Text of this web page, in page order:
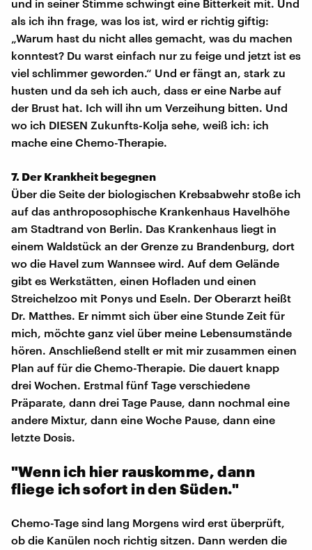
und in seiner Stimme schwingt eine Bitterkeit mit. Und
als ich ihn frage, was los ist, wird er richtig giftig:
„Warum hast du nicht alles gemacht, was du machen
konntest? Du warst einfach nur zu feige und jetzt ist es
viel schlimmer geworden.“ Und er fängt an, stark zu
husten und da seh ich auch, dass er eine Narbe auf
der Brust hat. Ich will ihn um Verzeihung bitten. Und
wo ich DIESEN Zukunfts-Kolja sehe, weiß ich: ich
mache eine Chemo-Therapie.
7. Der Krankheit begegnen
Über die Seite der biologischen Krebsabwehr stoße ich
auf das anthroposophische Krankenhaus Havelhöhe
am Stadtrand von Berlin. Das Krankenhaus liegt in
einem Waldstück an der Grenze zu Brandenburg, dort
wo die Havel zum Wannsee wird. Auf dem Gelände
gibt es Werkstätten, einen Hofladen und einen
Streichelzoo mit Ponys und Eseln. Der Oberarzt heißt
Dr. Matthes. Er nimmt sich über eine Stunde Zeit für
mich, möchte ganz viel über meine Lebensumstände
hören. Anschließend stellt er mit mir zusammen einen
Plan auf für die Chemo-Therapie. Die dauert knapp
drei Wochen. Erstmal fünf Tage verschiedene
Präparate, dann drei Tage Pause, dann nochmal eine
andere Mixtur, dann eine Woche Pause, dann eine
letzte Dosis.
"Wenn ich hier rauskomme, dann
fliege ich sofort in den Süden."
Chemo-Tage sind lang Morgens wird erst überprüft,
ob die Kanülen noch richtig sitzen. Dann werden die